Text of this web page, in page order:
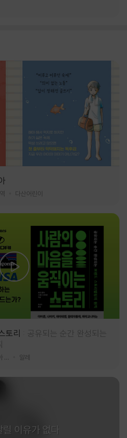
다산어린이
토리
공유되는 순간 완성되는
알레
릴 이유가 없다